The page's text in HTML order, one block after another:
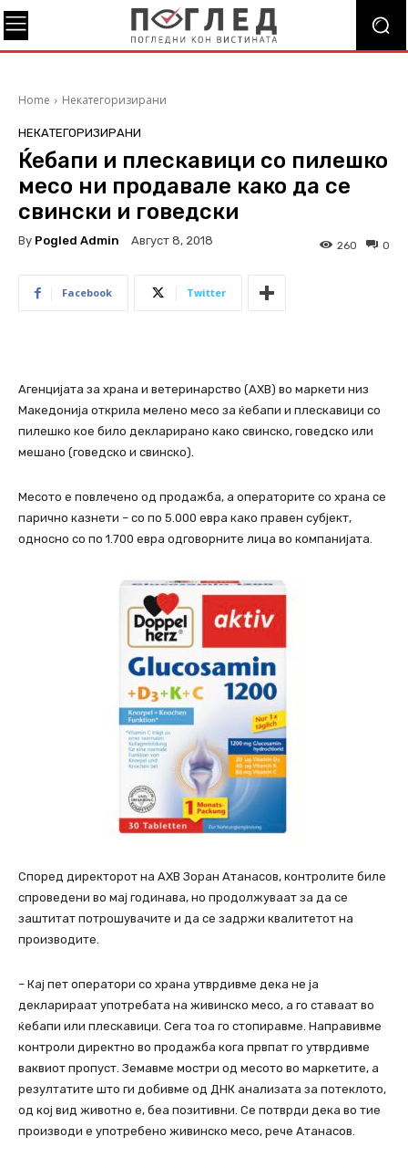
Home Некатегоризирани
НЕКАТЕГОРИЗИРАНИ
Ќебапи и плескавици со пилешко
месо ни продавале како да се
свински и говедски
By Pogled Admin Август 8, 2018 0
260
Facebook Twitter
Агенцијата за храна и ветеринарство (АХВ) во маркети низ
Македонија открила мелено месо за ќебапи и плескавици со
пилешко кое било декларирано како свинско, говедско или
мешано (говедско и свинско).
Месото е повлечено од продажба, а операторите со храна се
парично казнети – со по 5.000 евра како правен субјект,
односно со по 1.700 евра одговорните лица во компанијата.
Според директорот на АХВ Зоран Атанасов, контролите биле
спроведени во мај годинава, но продолжуваат за да се
заштитат потрошувачите и да се задржи квалитетот на
производите.
– Кај пет оператори со храна утврдивме дека не ја
декларираат употребата на живинско месо, а го ставаат во
ќебапи или плескавици. Сега тоа го стопиравме. Направивме
контроли директно во продажба кога првпат го утврдивме
ваквиот пропуст. Земавме мостри од месото во маркетите, а
резултатите што ги добивме од ДНК анализата за потеклото,
од кој вид животно е, беа позитивни. Се потврди дека во тие
производи е употребено живинско месо, рече Атанасов.